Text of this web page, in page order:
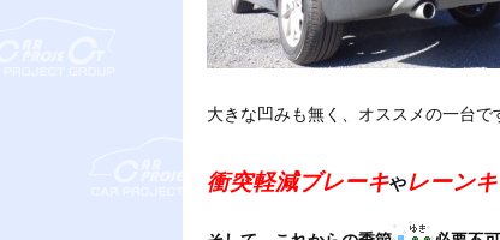
大きな凹みも無く、オススメの一台で
衝突軽減ブレーキやレーン